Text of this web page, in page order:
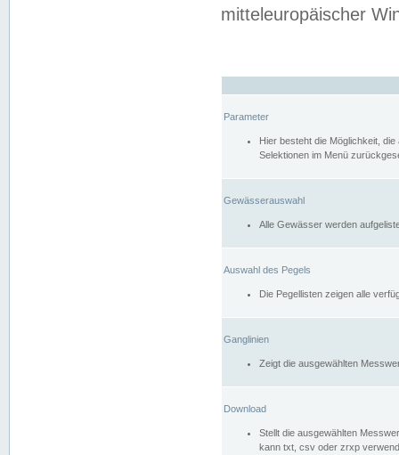
mitteleuropäischer
Parameter
Hier besteht die Möglichkeit,
Selektionen im Menü
Gewässerauswahl
Alle Gewässer werden
Auswahl des Pegels
Die Pegellisten zeigen alle
Ganglinien
Zeigt die ausgewählten
Download
Stellt die ausgewählten
kann txt, csv oder zrxp